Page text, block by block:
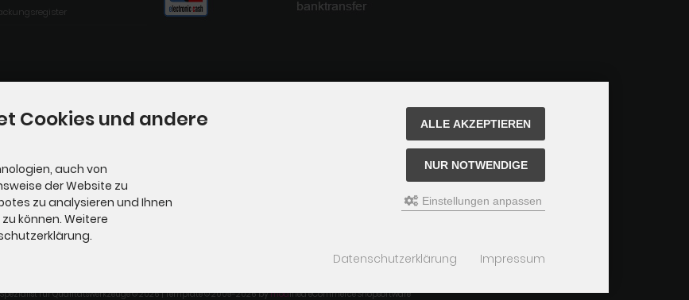
Spezialist für Qualitätswerkzeuge © 2026 | Template © 2009-2026 bymodified eCommerce Shopsoftware
Cookies und andere
auch von
der Website zu
zu analysieren und Ihnen
können. Weitere
ALLE AKZEPTIEREN
NUR NOTWENDIGE
Einstellungen anpassen
Datenschutzerklärung Impressum